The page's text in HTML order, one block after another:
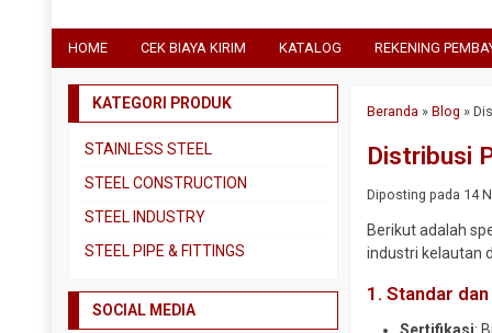
HOME CEK BIAYA KIRIM KATALOG REKENING
Beranda »Blog »
Distribusi
Diposting pada 14
Berikut adalah
industri kelautan
1. Standar
KATEGORI PRODUK
STAINLESS STEEL
Pipa SS304
Pipa SS310
Pipa SS316
Plat Bordes SS304
STEEL CONSTRUCTION
Besi Beton
Besi CNP
Besi UNP
STEEL INDUSTRY
Dual Plate
Plat A285 GR C
STEEL PIPE & FITTINGS
Ball Valve
SOCIAL MEDIA